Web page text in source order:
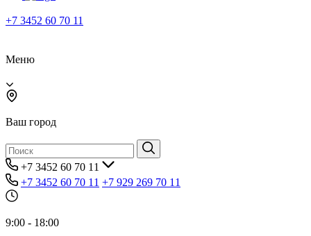
+7 3452 60 70 11
Меню
Ваш город
+7 3452 60 70 11
+7 3452 60 70 11 +7 929 269 70 11
9:00 - 18:00